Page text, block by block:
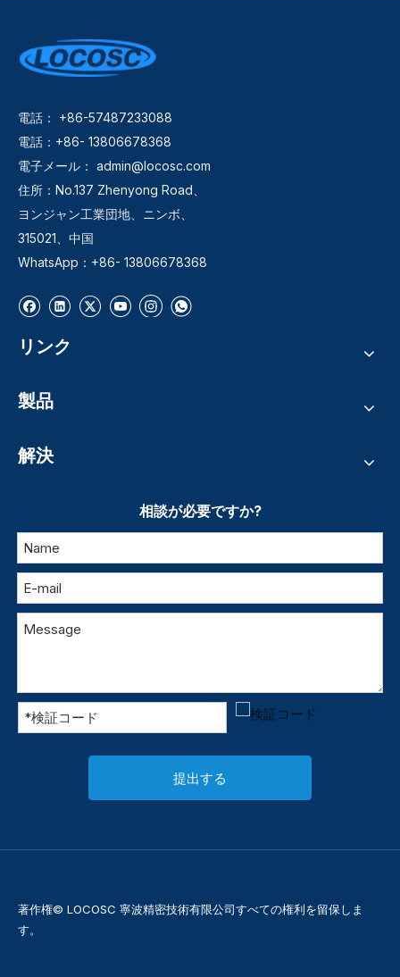
電話： +86-57487233088
電話：+86- 13806678368
電子メール： admin@locosc.com
住所：No.137 Zhenyong Road、
ヨンジャン工業団地、ニンボ、
315021、中国
WhatsApp：+86- 13806678368
リンク
製品
解決
相談が必要ですか?
提出する
著作権© LOCOSC 寧波精密技術有限公司すべての権利を留保しま
す。